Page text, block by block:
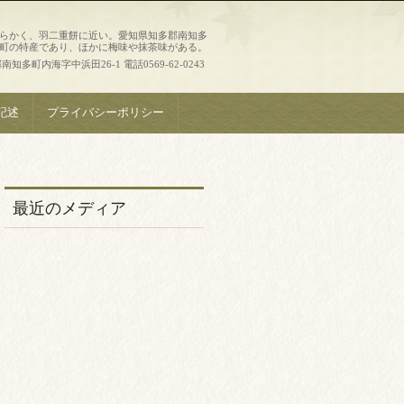
かく、羽二重餅に近い。愛知県知多郡南知多
町の特産であり、ほかに梅味や抹茶味がある。
知多町内海字中浜田26-1 電話0569-62-0243
述 プライバシーポリシー
最近のメディア